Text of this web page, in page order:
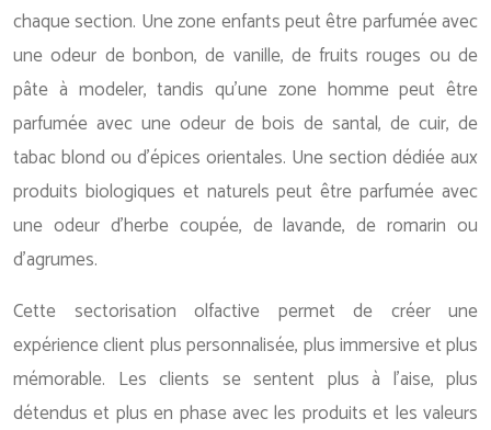
chaque section. Une zone enfants peut être parfumée avec
une odeur de bonbon, de vanille, de fruits rouges ou de
pâte à modeler, tandis qu’une zone homme peut être
parfumée avec une odeur de bois de santal, de cuir, de
tabac blond ou d’épices orientales. Une section dédiée aux
produits biologiques et naturels peut être parfumée avec
une odeur d’herbe coupée, de lavande, de romarin ou
d’agrumes.
Cette sectorisation olfactive permet de créer une
expérience client plus personnalisée, plus immersive et plus
mémorable. Les clients se sentent plus à l’aise, plus
détendus et plus en phase avec les produits et les valeurs